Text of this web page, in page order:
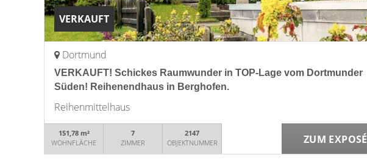
VERKAUFT
Dortmund
VERKAUFT! Schickes Raumwunder in TOP-Lage vom Dortmunder
Süden! Reihenendhaus in Berghofen.
Reihenmittelhaus
151,78 m²
WOHNFLÄCHE
7
ZIMMER
2147
OBJEKTNUMMER
ZUM EXPOSÉ